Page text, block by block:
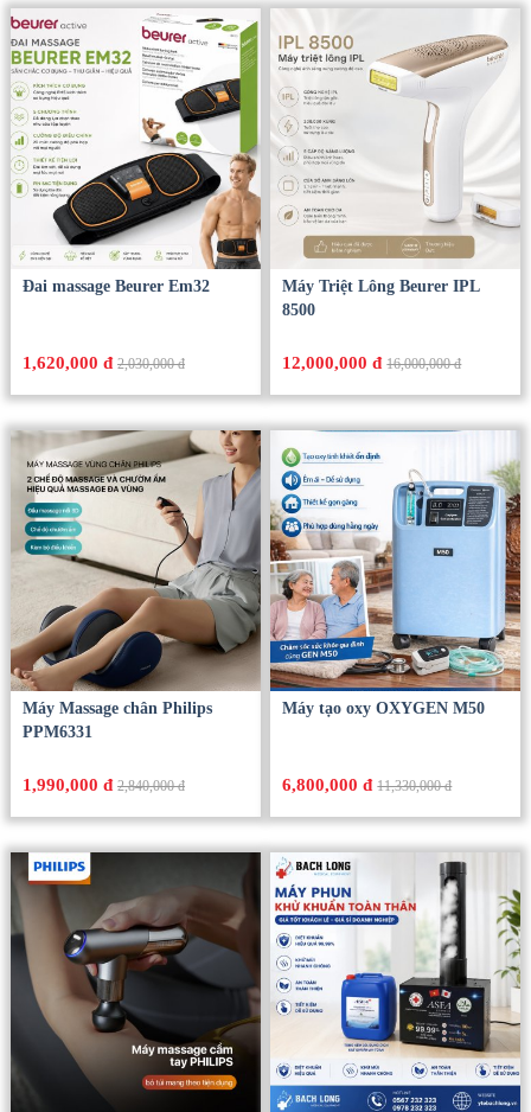
Đai massage Beurer Em32
1,620,000 đ 2,030,000 đ
Máy Triệt Lông Beurer IPL
8500
12,000,000 đ 16,000,000 đ
Máy Massage chân Philips
PPM6331
1,990,000 đ 2,840,000 đ
Máy tạo oxy OXYGEN M50
6,800,000 đ 11,330,000 đ